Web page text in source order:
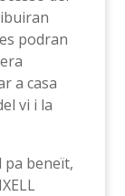
podran
a casa
vi i la
pa beneït,